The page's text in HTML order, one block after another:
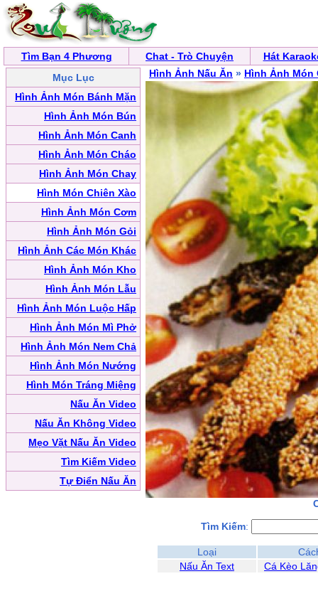
Tìm Bạn 4 Phương Chat - Trò Chuyện
Hát
Mục Lục
Hình Ảnh Món Bánh Mặn
Hình Ảnh Món Bún
Hình Ảnh Món Canh
Hình Ảnh Món Cháo
Hình Ảnh Món Chay
Hình Món Chiên Xào
Hình Ảnh Món Cơm
Hình Ảnh Món Gỏi
Hình Ảnh Các Món Khác
Hình Ảnh Món Kho
Hình Ảnh Món Lẫu
Hình Ảnh Món Luộc Hấp
Hình Ảnh Món Mì Phở
Hình Ảnh Món Nem Chả
Hình Ảnh Món Nướng
Hình Món Tráng Miệng
Nấu Ăn Video
Nấu Ăn Không Video
Mẹo Vặt Nấu Ăn Video
Tìm Kiếm Video
Tự Điển Nấu Ăn
Hình Ảnh Nấu Ăn » Hình Ảnh Món
Tìm Kiếm:
Loại
Nấu Ăn Text
Cá Kèo